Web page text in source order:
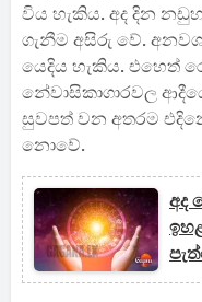
විය හැකිය. අද දින
ගැනීම අසිරු වේ.
යෙදිය හැකිය. එහෙත්
නේවාසිකාගාරවල
සුවපත් වන අතරම
නොවේ.
අද